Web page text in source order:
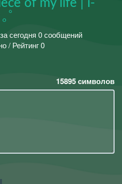
of my life | i-
ﾟ
сегодня 0 сообщений
/ Рейтинг 0
15895символов